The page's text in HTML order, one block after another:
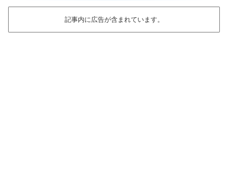
記事内に広告が含まれています。